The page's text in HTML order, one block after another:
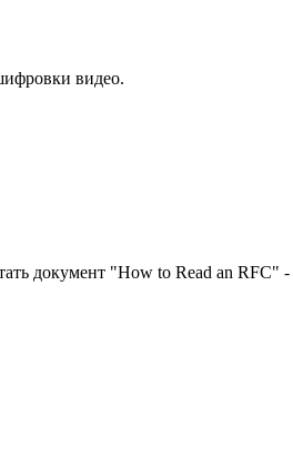
видео.
документ "How to Read an RFC" -